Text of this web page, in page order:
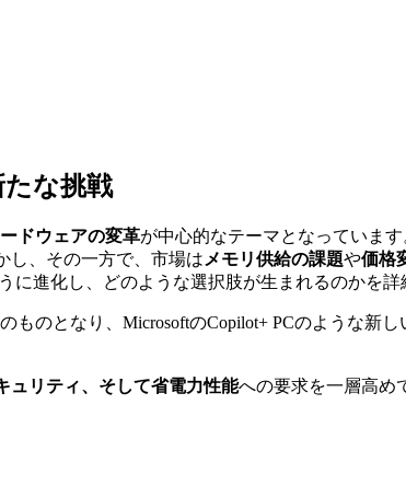
な挑戦
ドウェアの変革が中心的なテーマとなっていま
し、その一方で、市場は メモリ供給の課題や価格
進化し、どのような選択肢が生まれるのかを詳
ものとなり、MicrosoftのCopilot+ PCのような新
ュリティ、そして省電力性能への要求を一層高め